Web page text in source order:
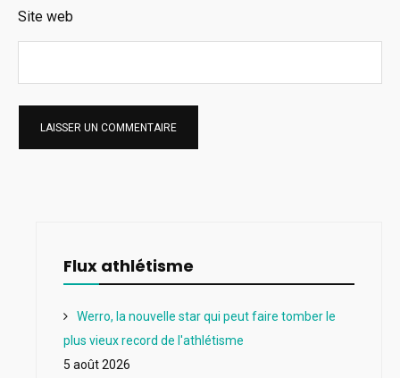
Site web
Flux athlétisme
Werro, la nouvelle star qui peut faire tomber le
plus vieux record de l'athlétisme
5 août 2026